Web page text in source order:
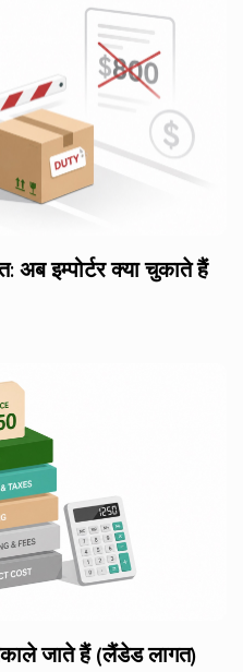
इम्पोर्टर क्या चुकाते हैं
जाते हैं (लैंडेड लागत)